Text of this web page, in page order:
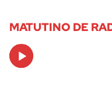
MATUTINO DE
Audio
Player